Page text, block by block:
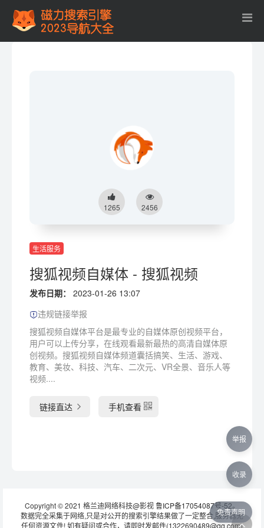
1265 2456
生活服务
搜狐视频自媒体 - 搜狐视频
发布日期：
2023-01-26 13:07
违规链接举报
搜狐视频自媒体平台是最专业的自媒体原创视频平台，
用户可以上传分享，在线观看最新最热的高清自媒体原
创视频。搜狐视频自媒体频道囊括搞笑、生活、游戏、
教育、美妆、科技、汽车、二次元、VR全景、音乐人等
视频....
链接直达 手机查看
Copyright © 2021 格兰迪网络科技@影视鲁ICP备17054087号-52。
数据完全采集于网络,只是对公开的搜索引擎结果做了一定整合,服务器无
任何资源文件! 如有疑问或合作，请即时发邮件(1322690489@qq.com)
免责声明
举报
收录